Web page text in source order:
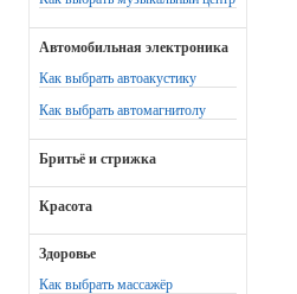
Автомобильная электроника
Как выбрать автоакустику
Как выбрать автомагнитолу
Бритьё и стрижка
Красота
Здоровье
Как выбрать массажёр